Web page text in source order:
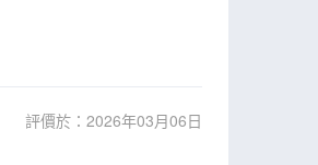
評價於：2026年03月06日